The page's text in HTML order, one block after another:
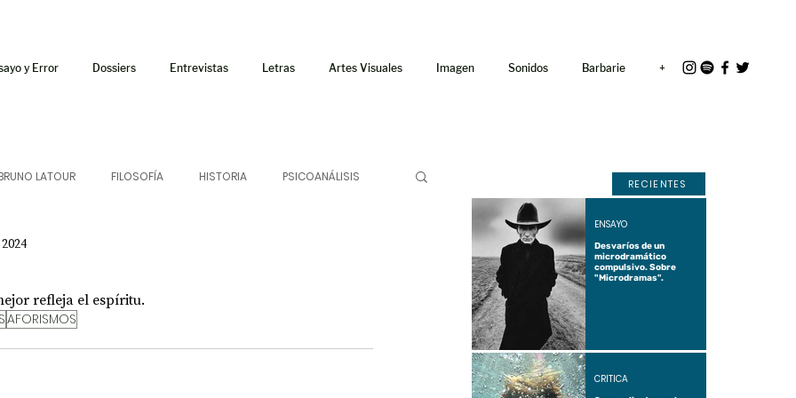
y Error Dossiers Entrevistas Letras Artes Visuales Imagen Sonidos Barbarie +
LATOUR FILOSOFÍA HISTORIA PSICOANÁLISIS
refleja el espíritu.
AFORISMOS
RECIENTES
Desvaríos de un
microdramático
compulsivo. Sobre
"Microdramas".
ENSAYO
CRÍTICA